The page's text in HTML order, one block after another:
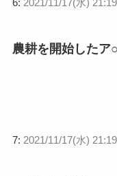
農耕を開始したア○
7: 2021/11/17(水)